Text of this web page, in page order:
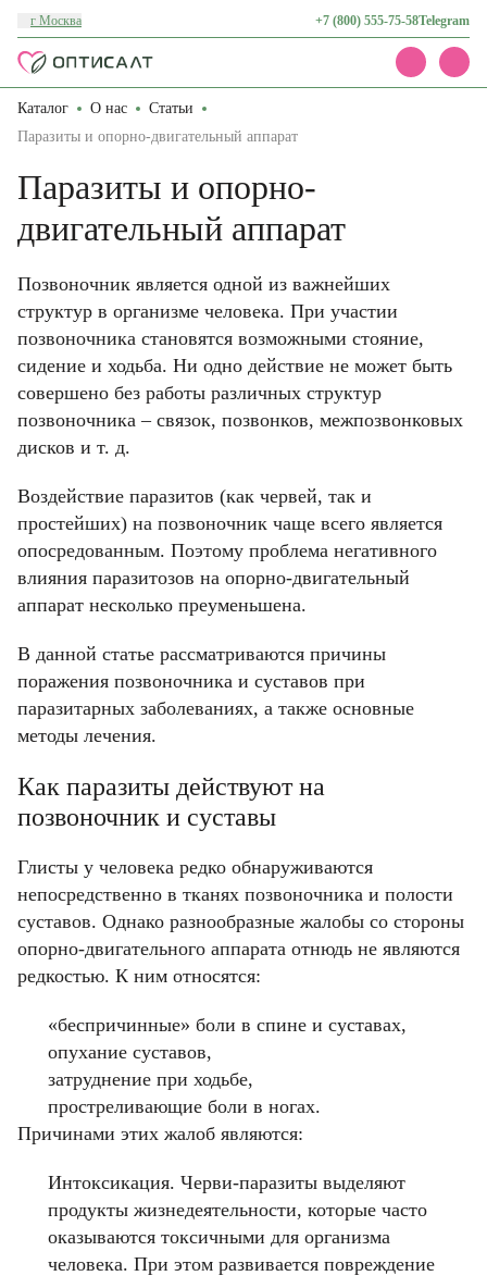
г Москва +7 (800) 555-75-58Telegram
Акции
О нас
Контакты
Каталог О нас
Статьи
Паразиты и опорно-двигательный аппарат
Паразиты и опорно-
двигательный аппарат
Позвоночник является одной из важнейших
структур в организме человека. При участии
позвоночника становятся возможными стояние,
сидение и ходьба. Ни одно действие не может быть
совершено без работы различных структур
позвоночника – связок, позвонков, межпозвонковых
дисков и т. д.
Воздействие паразитов (как червей, так и
простейших) на позвоночник чаще всего является
опосредованным. Поэтому проблема негативного
влияния паразитозов на опорно-двигательный
аппарат несколько преуменьшена.
В данной статье рассматриваются причины
поражения позвоночника и суставов при
паразитарных заболеваниях, а также основные
методы лечения.
Как паразиты действуют на
позвоночник и суставы
Глисты у человека редко обнаруживаются
непосредственно в тканях позвоночника и полости
суставов. Однако разнообразные жалобы со стороны
опорно-двигательного аппарата отнюдь не являются
редкостью. К ним относятся:
«беспричинные» боли в спине и суставах,
опухание суставов,
затруднение при ходьбе,
простреливающие боли в ногах.
Причинами этих жалоб являются:
Интоксикация. Черви-паразиты выделяют
продукты жизнедеятельности, которые часто
оказываются токсичными для организма
человека. При этом развивается повреждение